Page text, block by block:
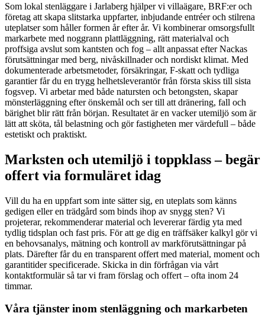
Som lokal stenläggare i Jarlaberg hjälper vi villaägare, BRF:er och
företag att skapa slitstarka uppfarter, inbjudande entréer och stilrena
uteplatser som håller formen år efter år. Vi kombinerar omsorgsfullt
markarbete med noggrann plattläggning, rätt materialval och
proffsiga avslut som kantsten och fog – allt anpassat efter Nackas
förutsättningar med berg, nivåskillnader och nordiskt klimat. Med
dokumenterade arbetsmetoder, försäkringar, F-skatt och tydliga
garantier får du en trygg helhetsleverantör från första skiss till sista
fogsvep. Vi arbetar med både natursten och betongsten, skapar
mönsterläggning efter önskemål och ser till att dränering, fall och
bärighet blir rätt från början. Resultatet är en vacker utemiljö som är
lätt att sköta, tål belastning och gör fastigheten mer värdefull – både
estetiskt och praktiskt.
Marksten och utemiljö i toppklass – begär
offert via formuläret idag
Vill du ha en uppfart som inte sätter sig, en uteplats som känns
gedigen eller en trädgård som binds ihop av snygg sten? Vi
projeterar, rekommenderar material och levererar färdig yta med
tydlig tidsplan och fast pris. För att ge dig en träffsäker kalkyl gör vi
en behovsanalys, mätning och kontroll av markförutsättningar på
plats. Därefter får du en transparent offert med material, moment och
garantitider specificerade. Skicka in din förfrågan via vårt
kontaktformulär så tar vi fram förslag och offert – ofta inom 24
timmar.
Våra tjänster inom stenläggning och markarbeten